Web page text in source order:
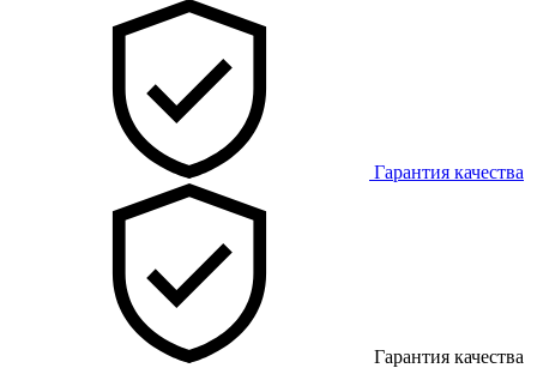
Гарантия качества
Гарантия качества